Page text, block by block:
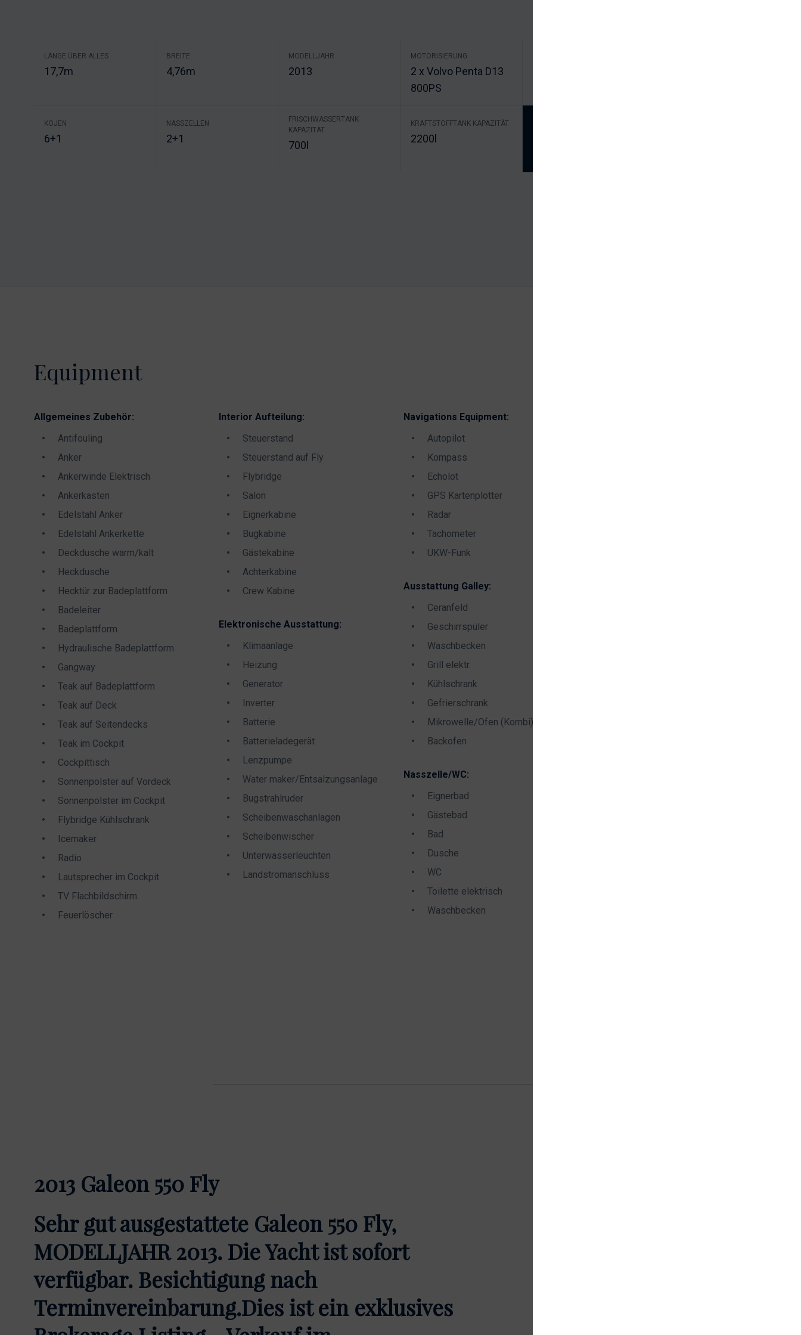
LÄNGE ÜBER ALLES
17,7m
BREITE
4,76m
MODELLJAHR
2013
MOTORISIERUNG
2 x Volvo Penta D13
800PS
KOJEN
6+1
NASSZELLEN
2+1
FRISCHWASSERTANK
KAPAZITÄT
700l
KRAFTSTOFFTANK KAPAZITÄT
2200l
Equipment
Allgemeines Zubehör:
Antifouling
Anker
Ankerwinde Elektrisch
Ankerkasten
Edelstahl Anker
Edelstahl Ankerkette
Deckdusche warm/kalt
Heckdusche
Hecktür zur Badeplattform
Badeleiter
Badeplattform
Hydraulische Badeplattform
Gangway
Teak auf Badeplattform
Teak auf Deck
Teak auf Seitendecks
Teak im Cockpit
Cockpittisch
Sonnenpolster auf Vordeck
Sonnenpolster im Cockpit
Flybridge Kühlschrank
Icemaker
Radio
Lautsprecher im Cockpit
TV Flachbildschirm
Feuerlöscher
Interior Aufteilung:
Steuerstand
Steuerstand auf Fly
Flybridge
Salon
Eignerkabine
Bugkabine
Gästekabine
Achterkabine
Crew Kabine
Elektronische Ausstattung:
Klimaanlage
Heizung
Generator
Inverter
Batterie
Batterieladegerät
Lenzpumpe
Water maker/Entsalzungsanlage
Bugstrahlruder
Scheibenwaschanlagen
Scheibenwischer
Unterwasserleuchten
Landstromanschluss
Navigations Equipment:
Autopilot
Kompass
Echolot
GPS Kartenplotter
Radar
Tachometer
UKW-Funk
Ausstattung Galley:
Ceranfeld
Geschirrspüler
Waschbecken
Grill elektr.
Kühlschrank
Gefrierschrank
Mikrowelle/Ofen (Kombi)
Backofen
Nasszelle/WC:
Eignerbad
Gästebad
Bad
Dusche
WC
Toilette elektrisch
Waschbecken
2013 Galeon 550 Fly
Sehr gut ausgestattete Galeon 550 Fly,
MODELLJAHR 2013. Die Yacht ist sofort
verfügbar. Besichtigung nach
Terminvereinbarung.Dies ist ein exklusives